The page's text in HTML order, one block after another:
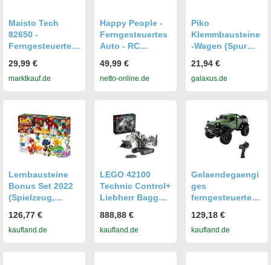
Maisto Tech
82650 -
Ferngesteuertes
Chiron (11cm,
Maßstab 1:41)
29,99 €
marktkauf.de
Happy People -
Ferngesteuertes
Auto - RC
Titan (1:14,
33cm)
49,99 €
netto-online.de
Piko
Klemmbausteine
-Wagen (Spur
21,94 €
galaxus.de
Lernbausteine
Bonus Set 2022
(Spielzeug,
126,77 €
kaufland.de
LEGO 42100
Technic Control+
Liebherr Bagger
ferngesteuerter
Bagger, RC
888,88 €
kaufland.de
Gelaendegaengi
ges
ferngesteuertes
Massstab 1:18,
2,4 GHz 4WD
129,18 €
kaufland.de